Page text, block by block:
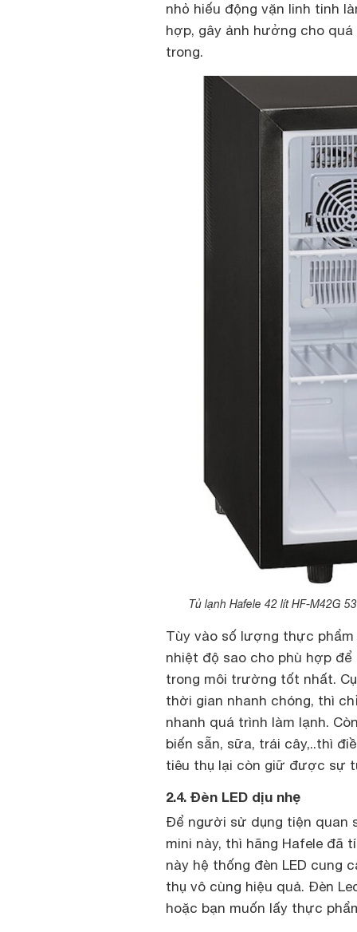
nhỏ hiếu động vặn linh tinh
hợp, gây ảnh hưởng cho
trong.
Tủ lạnh Hafele 42 lít HF-M42G
Tùy vào số lượng thực
nhiệt độ sao cho phù hợp
trong môi trường tốt nhất.
thời gian nhanh chóng, thì
nhanh quá trình làm lạnh.
biến sẵn, sữa, trái cây,..thì
tiêu thụ lại còn giữ được sự
2.4. Đèn LED dịu nhẹ
Để người sử dụng tiện quan
mini này, thì hãng Hafele đã
này hệ thống đèn LED cung
thụ vô cùng hiệu quả. Đèn
hoặc bạn muốn lấy thực